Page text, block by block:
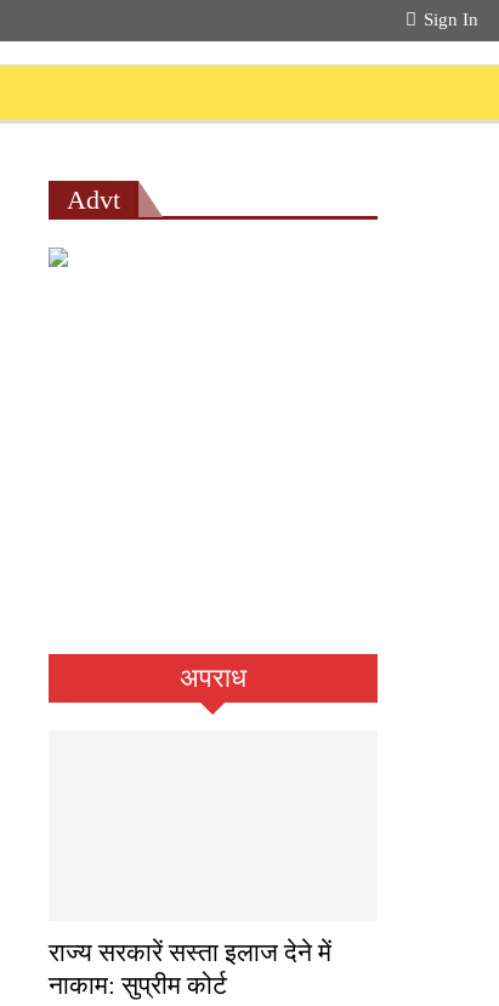
Sign In
Advt
अपराध
राज्य सरकारें सस्ता इलाज देने में
नाकाम: सुप्रीम कोर्ट